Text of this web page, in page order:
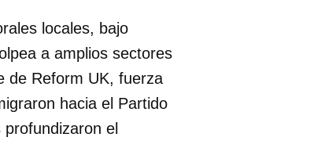
locales, bajo
a amplios sectores
de Reform UK, fuerza
hacia el Partido
el